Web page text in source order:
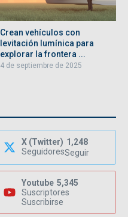
Crean vehículos con
levitación lumínica para
explorar la frontera ...
4 de septiembre de 2025
X (Twitter) 1,248
SeguidoresSeguir
Youtube 5,345
Suscriptores
Suscribirse